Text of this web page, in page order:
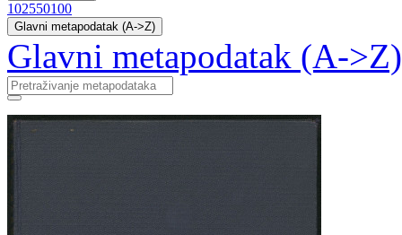
102550100
Glavni metapodatak (A->Z)
Glavni metapodatak (A->Z)